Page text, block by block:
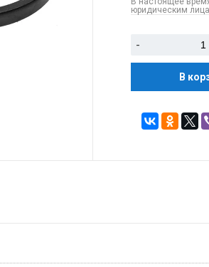
юридическим
-
В